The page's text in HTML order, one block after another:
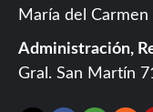
María del
Administración,
Gral. San Martín